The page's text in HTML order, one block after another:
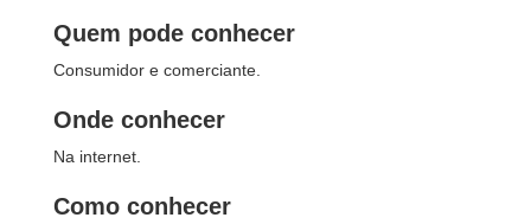
Quem pode conhecer
Consumidor e comerciante.
Onde conhecer
Na internet.
Como conhecer